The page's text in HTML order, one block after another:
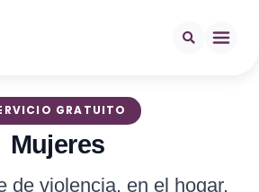
GRATUITO
Mujeres
de violencia, en el hogar,